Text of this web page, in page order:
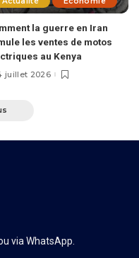
la guerre en Iran
les ventes de motos
au Kenya
juillet 2026
via WhatsApp.